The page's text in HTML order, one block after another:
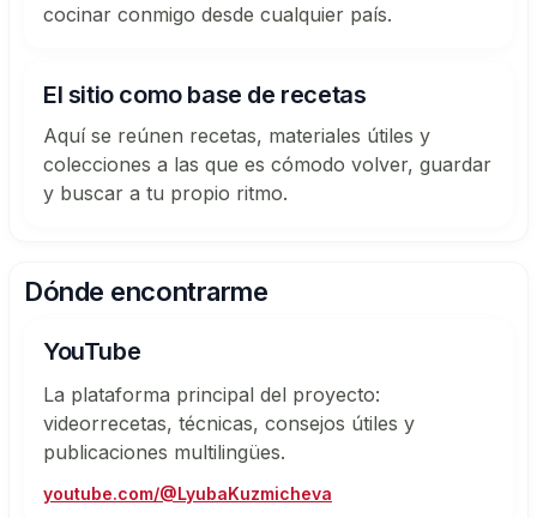
cocinar conmigo desde cualquier país.
El sitio como base de recetas
Aquí se reúnen recetas, materiales útiles y
colecciones a las que es cómodo volver, guardar
y buscar a tu propio ritmo.
Dónde encontrarme
YouTube
La plataforma principal del proyecto:
videorrecetas, técnicas, consejos útiles y
publicaciones multilingües.
youtube.com/@LyubaKuzmicheva